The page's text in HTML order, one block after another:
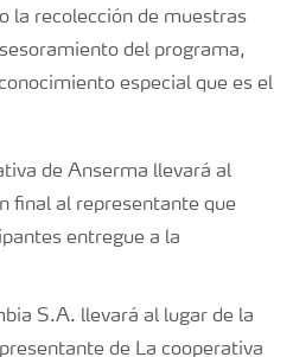
la recolección de muestras
del programa,
especial que es el
de Anserma llevará al
final al representante que
entregue a la
S.A. llevará al lugar de la
de La cooperativa